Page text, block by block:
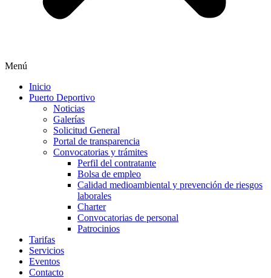
Menú
Inicio
Puerto Deportivo
Noticias
Galerías
Solicitud General
Portal de transparencia
Convocatorias y trámites
Perfil del contratante
Bolsa de empleo
Calidad medioambiental y prevención de riesgos
laborales
Charter
Convocatorias de personal
Patrocinios
Tarifas
Servicios
Eventos
Contacto